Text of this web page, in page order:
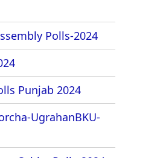
Polls-2024
Punjab 2024
UgrahanBKU-